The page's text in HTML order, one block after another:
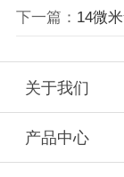
下一篇： 14微米
关于我们
产品中心